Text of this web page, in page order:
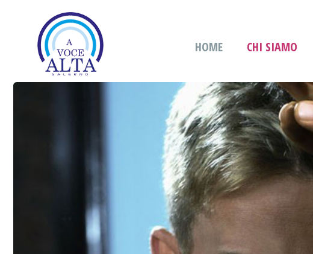
HOME CHI SIAMO